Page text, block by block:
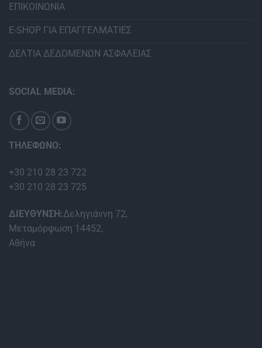
ΕΠΙΚΟΙΝΩΝΙΑ
E-SHOP ΓΙΑ ΕΠΑΓΓΕΛΜΑΤΙΕΣ
ΔΕΛΤΙΑ ΔΕΔΟΜΕΝΩΝ ΑΣΦΑΛΕΙΑΣ
SOCIAL MEDIA:
ΤΗΛΕΦΩΝΟ:
+30 210 28 23 722
+30 210 28 23 725
ΔΙΕΥΘΥΝΣΗ:Δεληγιάννη 72,
Μεταμόρφωση 14452,
Αθήνα